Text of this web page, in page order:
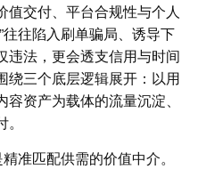
值交付、平台合规性与个人
往陷入刷单骗局、诱导下
法，更会透支信用与时间
绕三个底层逻辑展开：以用
资产为载体的流量沉淀、
准匹配供需的价值中介。